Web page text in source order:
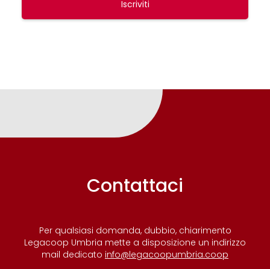
Iscriviti
Contattaci
Per qualsiasi domanda, dubbio, chiarimento
Legacoop Umbria mette a disposizione un indirizzo
mail dedicato info@legacoopumbria.coop